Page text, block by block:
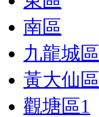
南區
九龍城區
黃大仙區
觀塘區1